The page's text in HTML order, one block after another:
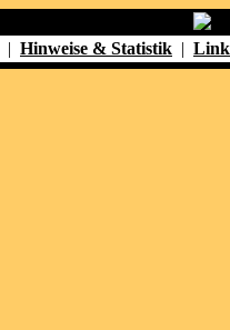
| Hinweise & Statistik |